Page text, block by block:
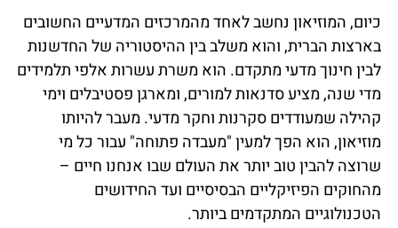
כיום, המוזיאון נחשב לאחד מהמרכזים המדעיים החשובים
בארצות הברית, והוא משלב בין ההיסטוריה של החדשנות
לבין חינוך מדעי מתקדם. הוא משרת עשרות אלפי תלמידים
מדי שנה, מציע סדנאות למורים, ומארגן פסטיבלים וימי
קהילה שמעודדים סקרנות וחקר מדעי. מעבר להיותו
מוזיאון, הוא הפך למעין "מעבדה פתוחה" עבור כל מי
שרוצה להבין טוב יותר את העולם שבו אנחנו חיים –
מהחוקים הפיזיקליים הבסיסיים ועד החידושים
הטכנולוגיים המתקדמים ביותר.